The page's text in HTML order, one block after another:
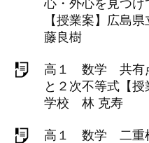
心・外心を見つ
【授業案】広島
藤良樹
高１ 数学 共有
と２次不等式【
学校 林 克寿
高１ 数学 二重